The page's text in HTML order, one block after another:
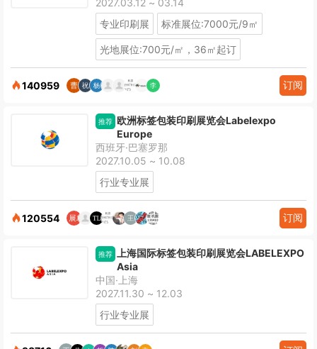
专业印刷展
标准展位:7000元/9㎡
光地展位:700元/㎡，36㎡起订
140959 订阅
推荐 欧洲标签包装印刷展览会Labelexpo
Europe
西班牙·巴塞罗那
2027.10.05 ~ 10.08
行业专业展
120554 订阅
推荐
上海国际标签包装印刷展览会LABELEXPO
Asia
中国·上海
2027.11.30 ~ 12.03
行业专业展